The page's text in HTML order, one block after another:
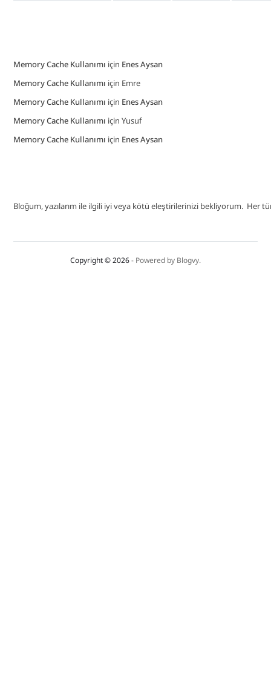
Memory Cache Kullanımı için Enes Aysan
Memory Cache Kullanımı için Emre
Memory Cache Kullanımı için Enes Aysan
Memory Cache Kullanımı için Yusuf
Memory Cache Kullanımı için Enes Aysan
Bloğum, yazılarım ile ilgili iyi veya kötü eleştirilerinizi bekliyorum. Her
Copyright © 2026- Powered by Blogvy.